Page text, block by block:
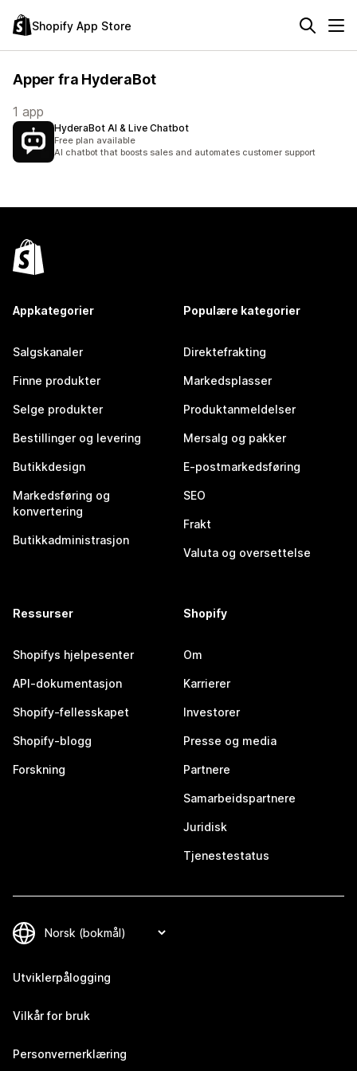
Shopify App Store
Apper fra HyderaBot
1 app
HyderaBot AI & Live Chatbot
Free plan available
AI chatbot that boosts sales and automates customer support
Appkategorier
Salgskanaler
Finne produkter
Selge produkter
Bestillinger og levering
Butikkdesign
Markedsføring og
konvertering
Butikkadministrasjon
Populære kategorier
Direktefrakting
Markedsplasser
Produktanmeldelser
Mersalg og pakker
E-postmarkedsføring
SEO
Frakt
Valuta og oversettelse
Ressurser
Shopifys hjelpesenter
API-dokumentasjon
Shopify-fellesskapet
Shopify-blogg
Forskning
Shopify
Om
Karrierer
Investorer
Presse og media
Partnere
Samarbeidspartnere
Juridisk
Tjenestestatus
Utviklerpålogging
Vilkår for bruk
Personvernerklæring